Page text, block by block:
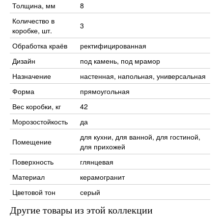
Толщина, мм
8
Количество в
коробке, шт.
3
Обработка краёв
ректифицированная
Дизайн
под камень, под мрамор
Назначение
настенная, напольная, универсальная
Форма
прямоугольная
Вес коробки, кг
42
Морозостойкость
да
Помещение
для кухни, для ванной, для гостиной,
для прихожей
Поверхность
глянцевая
Материал
керамогранит
Цветовой тон
серый
Другие товары из этой коллекции